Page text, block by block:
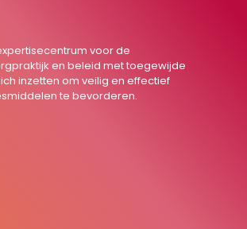
voor de
en beleid met toegewijde
inzetten om veilig en effectief
te bevorderen.